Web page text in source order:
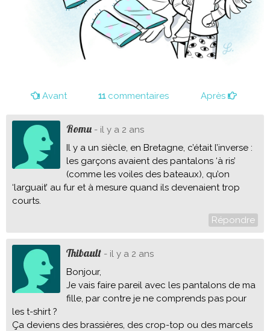
Avant 11commentaires Après
Romu - il y a 2 ans
Il y a un siècle, en Bretagne, c’était l’inverse :
les garçons avaient des pantalons ‘à ris’
(comme les voiles des bateaux), qu’on
‘larguait’ au fur et à mesure quand ils devenaient trop
courts.
Répondre
Thibault - il y a 2 ans
Bonjour,
Je vais faire pareil avec les pantalons de ma
fille, par contre je ne comprends pas pour
les t-shirt ?
Ça deviens des brassières, des crop-top ou des marcels